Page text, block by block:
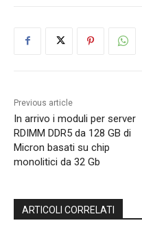
Previous article
In arrivo i moduli per server
RDIMM DDR5 da 128 GB di
Micron basati su chip
monolitici da 32 Gb
ARTICOLI CORRELATI